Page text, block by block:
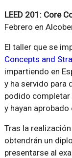
LEED 201: Core
Febrero en
El taller que se
Concepts and
impartiendo en
y ha servido para
podido
y hayan
Tras la
obtendrán un
presentarse al